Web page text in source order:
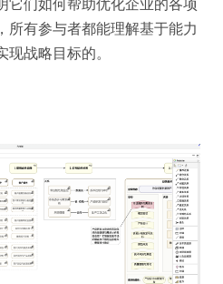
它们如何帮助优化企业的各项
所有参与者都能理解基于能力
战略目标的。